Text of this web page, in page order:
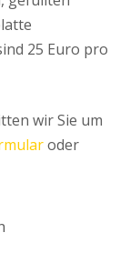
25 Euro pro
wir Sie um
oder